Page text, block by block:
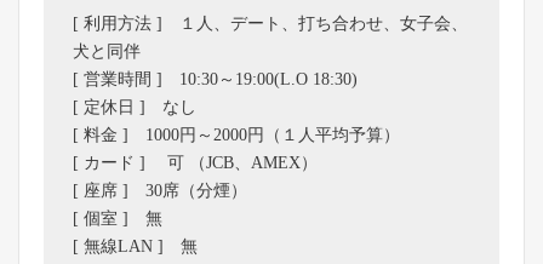
[ 利用方法 ] １人、デート、打ち合わせ、女子会、
犬と同伴
[ 営業時間 ] 10:30～19:00(L.O 18:30)
[ 定休日 ] なし
[ 料金 ] 1000円～2000円（１人平均予算）
[ カード ] 可 （JCB、AMEX）
[ 座席 ] 30席（分煙）
[ 個室 ] 無
[ 無線LAN ] 無